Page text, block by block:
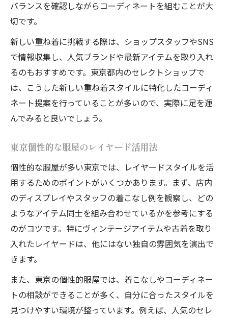
バランスを確認しながらコーディネートを組むことが大
切です。
新しい重ね着に挑戦する際は、ショップスタッフやSNS
で情報収集し、人気ブランドや最新アイテムを取り入れ
るのもおすすめです。東京都内のセレクトショップで
は、こうした新しい重ね着スタイルに特化したコーディ
ネート提案を行っていることが多いので、実際に足を運
んでみると良いでしょう。
東京個性的な服屋のレイヤード活用法
個性的な服屋が多い東京では、レイヤードスタイルを活
用するためのポイントがいくつかあります。まず、店内
のディスプレイやスタッフの着こなし例を観察し、どの
ようなアイテム同士を組み合わせているかを参考にする
のがコツです。特にヴィンテージアイテムや古着を取り
入れたレイヤードは、他にはない独自の雰囲気を演出で
きます。
また、東京の個性的服屋では、着こなしやコーディネー
トの相談ができることが多く、自分に合ったスタイルを
見つけやすい環境が整っています。例えば、人気のセレ